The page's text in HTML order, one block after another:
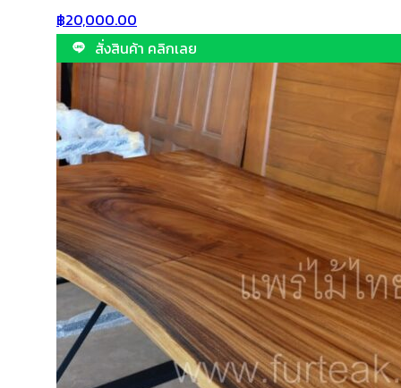
฿20,000.00
สั่งสินค้า คลิกเลย